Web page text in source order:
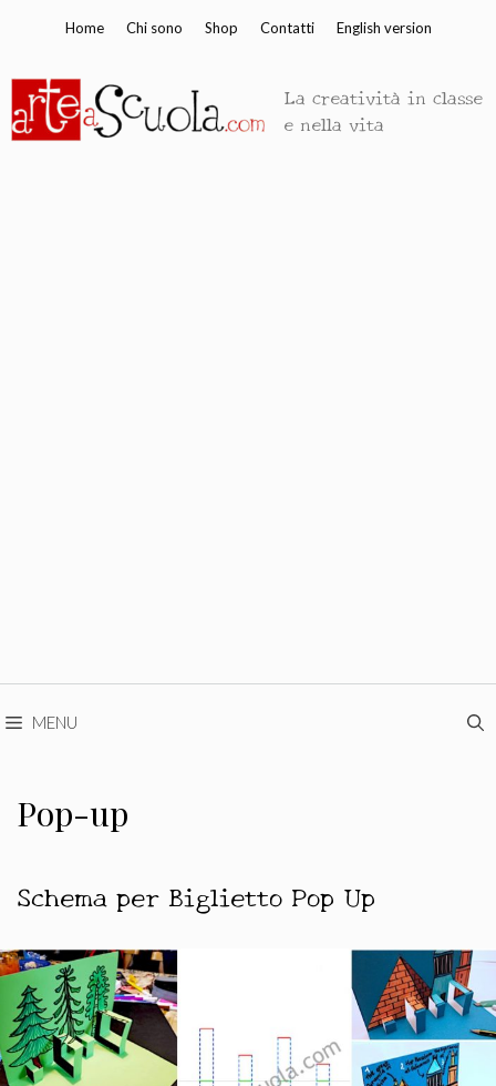
contenuto
Home Chi sono Shop Contatti English version
La creatività in classe
e nella vita
MENU
Pop-up
Schema per Biglietto Pop Up